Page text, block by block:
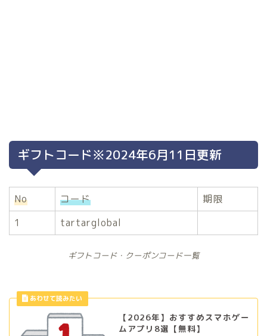
ギフトコード※2024年6月11日更新
No コード
期限
1
tartarglobal
ギフトコード・クーポンコード一覧
【2026年】おすすめスマホゲー
ムアプリ8選【無料】